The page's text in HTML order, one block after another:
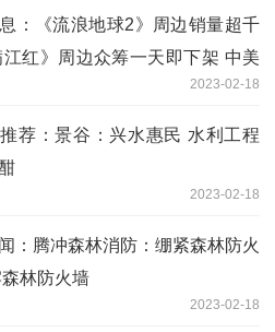
：《流浪地球2》周边销量超千
红》周边众筹一天即下架 中美
2023-02-18
荐：景谷：兴水惠民 水利工程
2023-02-18
：腾冲森林消防：绷紧森林防火
林防火墙
2023-02-18